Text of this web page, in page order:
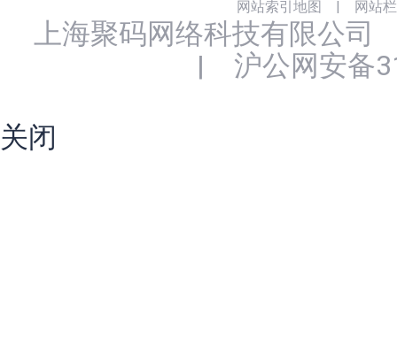
网站索引地图 | 网站
上海聚码网络科技有限公司
| 沪公网安备
关闭